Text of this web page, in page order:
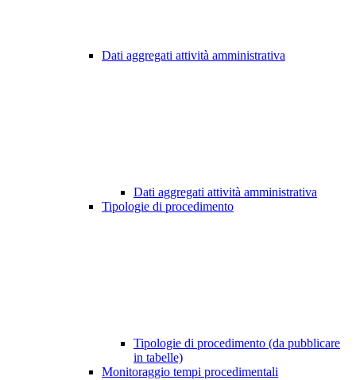
Dati aggregati attività amministrativa
Dati aggregati attività amministrativa
Tipologie di procedimento
Tipologie di procedimento (da pubblicare
in tabelle)
Monitoraggio tempi procedimentali